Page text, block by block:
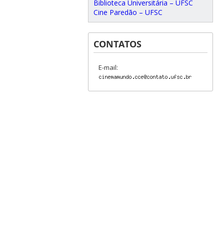
Biblioteca Universitária – UFSC
Cine Paredão – UFSC
CONTATOS
E-mail: